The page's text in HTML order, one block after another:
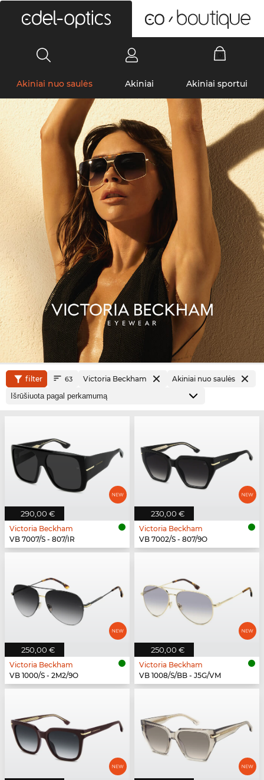
Akiniai nuo saulės Akiniai Akiniai sportui
filter 63 Victoria Beckham Akiniai nuo saulės
290,00 €
Victoria Beckham
VB 7007/S - 807/IR
230,00 €
Victoria Beckham
VB 7002/S - 807/9O
250,00 €
Victoria Beckham
VB 1000/S - 2M2/9O
250,00 €
Victoria Beckham
VB 1008/S/BB - J5G/VM